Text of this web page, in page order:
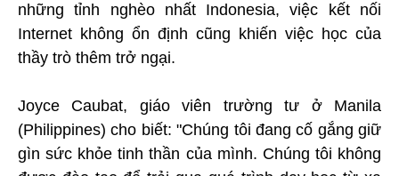
những tỉnh nghèo nhất Indonesia, việc kết nối
Internet không ổn định cũng khiến việc học của
thầy trò thêm trở ngại.
Joyce Caubat, giáo viên trường tư ở Manila
(Philippines) cho biết: "Chúng tôi đang cố gắng giữ
gìn sức khỏe tinh thần của mình. Chúng tôi không